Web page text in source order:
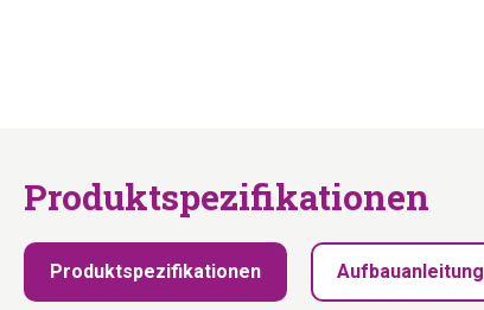
Produktspezifikationen
Produktspezifikationen Aufbauanleitung